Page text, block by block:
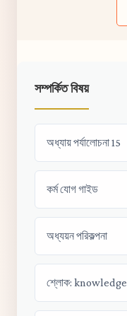
সম্পর্কিত বিষয়
অধ্যায় পর্যালোচনা 15
কর্ম যোগ গাইড
অধ্যয়ন পরিকল্পনা
শ্লোক: knowledge